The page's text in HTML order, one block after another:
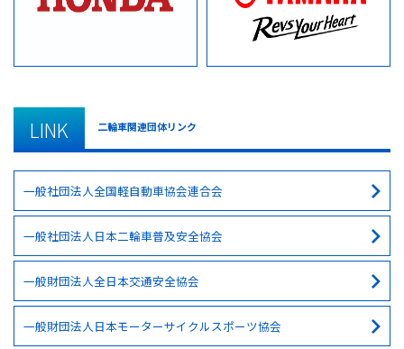
LINK 二輪車関連団体リンク
一般社団法人全国軽自動車協会連合会
一般社団法人日本二輪車普及安全協会
一般財団法人全日本交通安全協会
一般財団法人日本モーターサイクルスポーツ協会